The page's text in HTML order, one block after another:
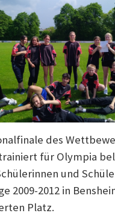
des
für Olympia
und
2009-2012 in
Platz.